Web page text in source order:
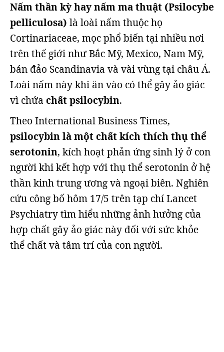
Nấm thần kỳ hay nấm ma thuật (Psilocybe
pelliculosa) là loài nấm thuộc họ
Cortinariaceae, mọc phổ biến tại nhiều nơi
trên thế giới như Bắc Mỹ, Mexico, Nam Mỹ,
bán đảo Scandinavia và vài vùng tại châu Á.
Loài nấm này khi ăn vào có thể gây ảo giác
vì chứa chất psilocybin.
Theo International Business Times,
psilocybin là một chất kích thích thụ thể
serotonin, kích hoạt phản ứng sinh lý ở con
người khi kết hợp với thụ thể serotonin ở hệ
thần kinh trung ương và ngoại biên. Nghiên
cứu công bố hôm 17/5 trên tạp chí Lancet
Psychiatry tìm hiểu những ảnh hưởng của
hợp chất gây ảo giác này đối với sức khỏe
thể chất và tâm trí của con người.